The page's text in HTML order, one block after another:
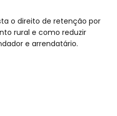
o direito de retenção por
rural e como reduzir
e arrendatário.